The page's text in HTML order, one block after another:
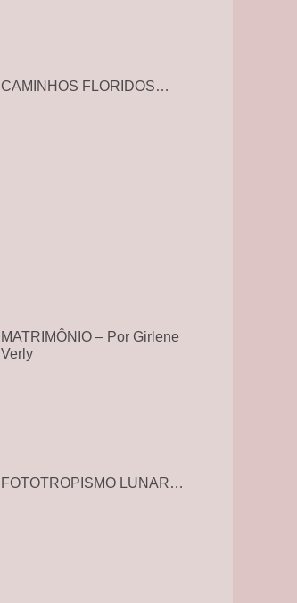
CAMINHOS FLORIDOS…
MATRIMÔNIO – Por Girlene
Verly
FOTOTROPISMO LUNAR…